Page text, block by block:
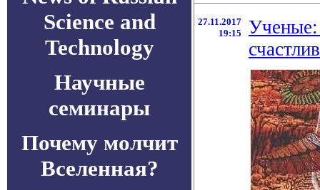
Science and
Technology
Научные
семинары
Почему молчит
Вселенная?
27.11.2017
19:15
Ученые: